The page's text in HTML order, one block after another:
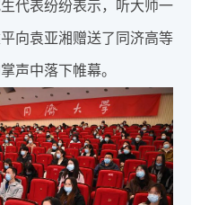
代表纷纷表示，听大师一
向袁亚湘赠送了同济高等
声中落下帷幕。